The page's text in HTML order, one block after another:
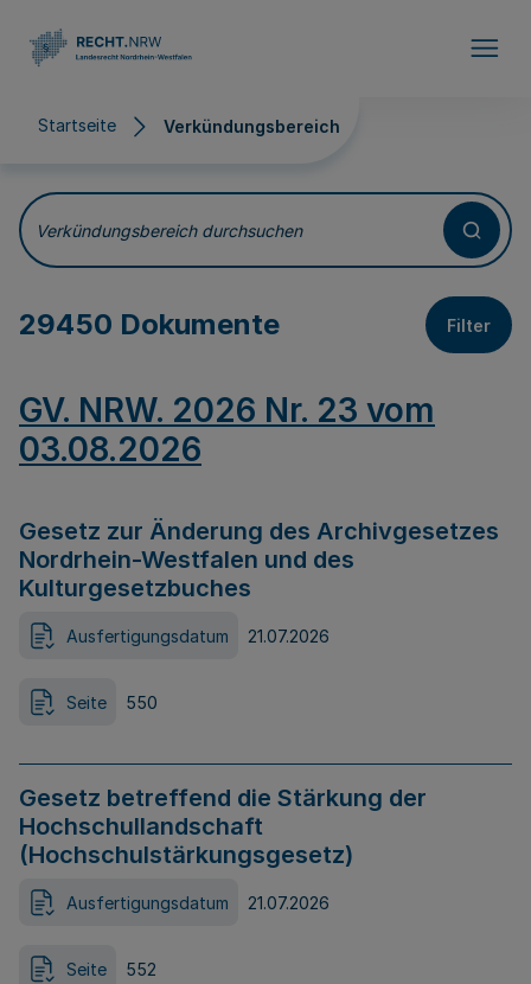
Startseite Verkündungsbereich
Verkündungsbereich
Verkündungsbereich durchsuchen
29450 Dokumente Filter
GV. NRW. 2026 Nr. 23 vom
03.08.2026
Gesetz zur Änderung des Archivgesetzes
Nordrhein-Westfalen und des
Kulturgesetzbuches
Ausfertigungsdatum 21.07.2026
Seite 550
Gesetz betreffend die Stärkung der
Hochschullandschaft
(Hochschulstärkungsgesetz)
Ausfertigungsdatum 21.07.2026
Seite 552